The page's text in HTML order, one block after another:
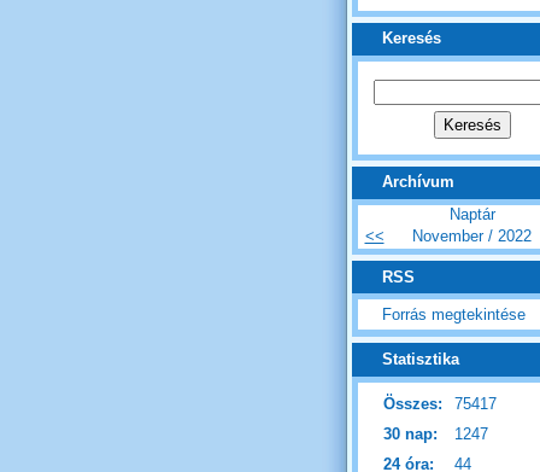
Keresés
Archívum
Naptár
<<
November / 2022
RSS
Forrás megtekintése
Statisztika
Összes:
75417
30 nap:
1247
24 óra:
44